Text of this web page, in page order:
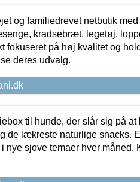
og familiedrevet netbutik
kradsebræt, legetøj,
fokuseret på høj kvalitet og
deres udvalg.
til hunde, der slår sig på at
de lækreste naturlige snacks.
nye sjove temaer hver måned.